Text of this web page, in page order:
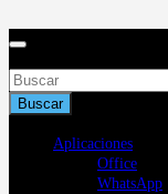
al
Buscar
Aplicaciones
Office
WhatsApp